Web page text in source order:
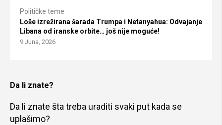
Političke teme
Loše izrežirana šarada Trumpa i Netanyahua: Odvajanje
Libana od iranske orbite… još nije moguće!
9 Juna, 2026
Da li znate?
Da li znate šta treba uraditi svaki put kada se
uplašimo?